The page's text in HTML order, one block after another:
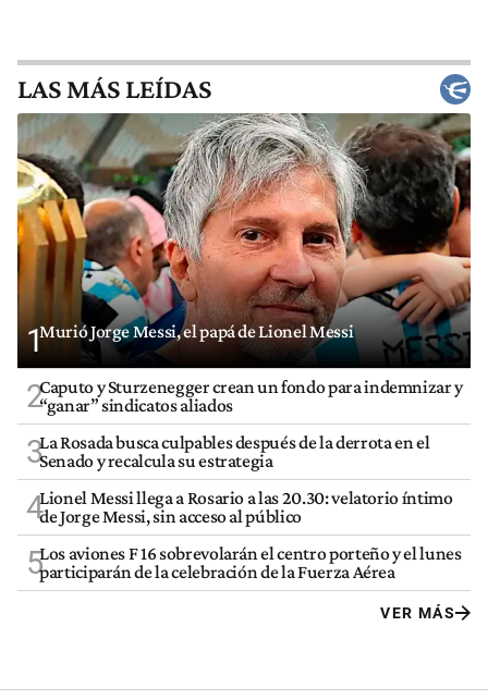
LAS MÁS LEÍDAS
1Murió Jorge Messi, el papá de Lionel Messi
2Caputo y Sturzenegger crean un fondo para indemnizar y
“ganar” sindicatos aliados
3La Rosada busca culpables después de la derrota en el
Senado y recalcula su estrategia
4Lionel Messi llega a Rosario a las 20.30: velatorio íntimo
de Jorge Messi, sin acceso al público
5Los aviones F 16 sobrevolarán el centro porteño y el lunes
participarán de la celebración de la Fuerza Aérea
VER MÁS